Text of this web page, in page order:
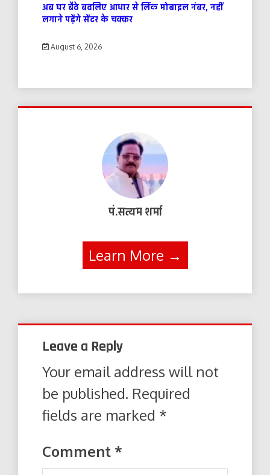
अब घर बैठे बदलिए आधार से लिंक मोबाइल नंबर, नहीं
लगाने पड़ेंगे सेंटर के चक्कर
August 6, 2026
पं.सत्यम शर्मा
Learn More →
Leave a Reply
Your email address will not
be published. Required
fields are marked *
Comment *